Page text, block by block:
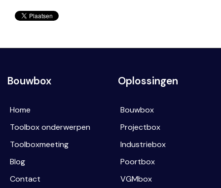
Bouwbox
Home
Toolbox onderwerpen
Toolboxmeeting
Blog
Contact
Oplossingen
Bouwbox
Projectbox
Industriebox
Poortbox
VGMbox